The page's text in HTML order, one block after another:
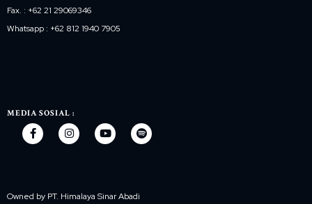
Fax. : +62 21 29069346
Whatsapp : +62 812 1940 7905
MEDIA SOSIAL :
Owned by PT. Himalaya Sinar Abadi